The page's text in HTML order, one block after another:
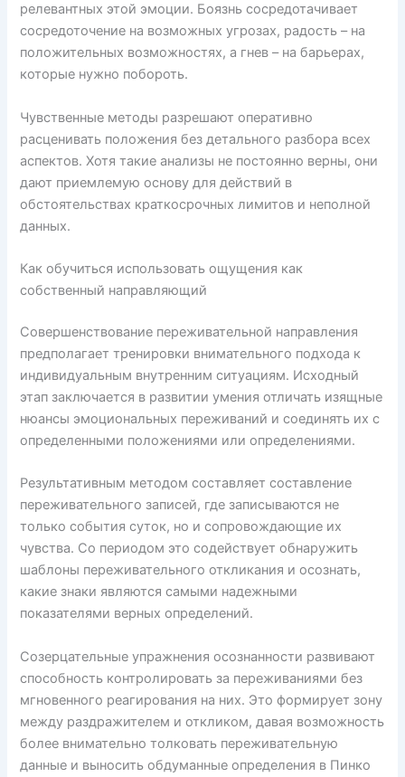
релевантных этой эмоции. Боязнь сосредотачивает
сосредоточение на возможных угрозах, радость – на
положительных возможностях, а гнев – на барьерах,
которые нужно побороть.
Чувственные методы разрешают оперативно
расценивать положения без детального разбора всех
аспектов. Хотя такие анализы не постоянно верны, они
дают приемлемую основу для действий в
обстоятельствах краткосрочных лимитов и неполной
данных.
Как обучиться использовать ощущения как
собственный направляющий
Совершенствование переживательной направления
предполагает тренировки внимательного подхода к
индивидуальным внутренним ситуациям. Исходный
этап заключается в развитии умения отличать изящные
нюансы эмоциональных переживаний и соединять их с
определенными положениями или определениями.
Результативным методом составляет составление
переживательного записей, где записываются не
только события суток, но и сопровождающие их
чувства. Со периодом это содействует обнаружить
шаблоны переживательного откликания и осознать,
какие знаки являются самыми надежными
показателями верных определений.
Созерцательные упражнения осознанности развивают
способность контролировать за переживаниями без
мгновенного реагирования на них. Это формирует зону
между раздражителем и откликом, давая возможность
более внимательно толковать переживательную
данные и выносить обдуманные определения в Пинко